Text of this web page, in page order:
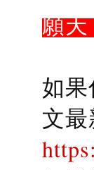
願
如
文最